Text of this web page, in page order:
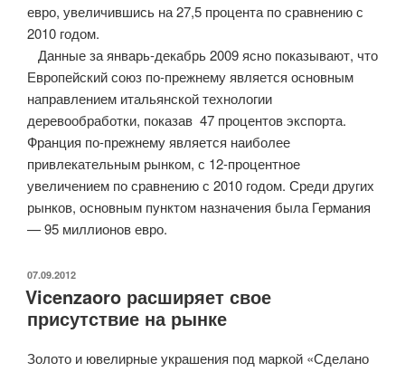
евро, увеличившись на 27,5 процента по сравнению с
2010 годом.
Данные за январь-декабрь 2009 ясно показывают, что
Европейский союз по-прежнему является основным
направлением итальянской технологии
деревообработки, показав 47 процентов экспорта.
Франция по-прежнему является наиболее
привлекательным рынком, с 12-процентное
увеличением по сравнению с 2010 годом. Среди других
рынков, основным пунктом назначения была Германия
— 95 миллионов евро.
ОПУБЛИКОВАНО
07.09.2012
Vicenzaoro расширяет свое
присутствие на рынке
Золото и ювелирные украшения под маркой «Сделано